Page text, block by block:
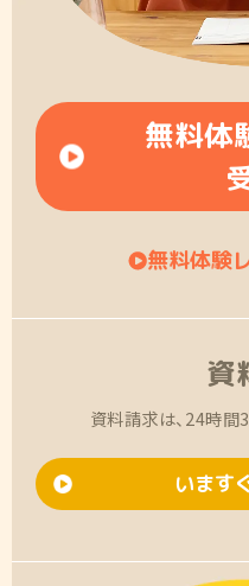
無料体
無料体験
資
資料請求は、24時間
います